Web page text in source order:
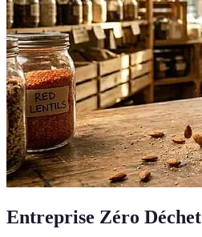
Entreprise Zéro Déchet